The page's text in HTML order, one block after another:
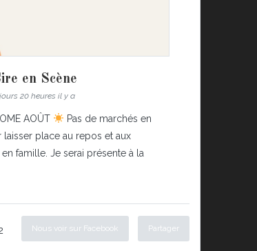
en Scène
20 heures il y a
AOÛT
Pas de marchés en
laisser place au repos et aux
famille. Je serai présente à la
Nous voir sur Facebook Partager